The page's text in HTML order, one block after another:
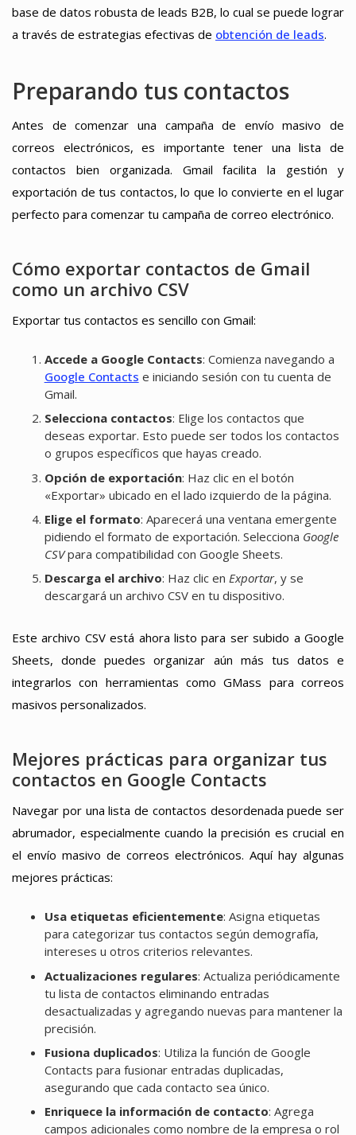
base de datos robusta de leads B2B, lo cual se puede lograr
a través de estrategias efectivas de obtención de leads.
Preparando tus contactos
Antes de comenzar una campaña de envío masivo de
correos electrónicos, es importante tener una lista de
contactos bien organizada. Gmail facilita la gestión y
exportación de tus contactos, lo que lo convierte en el lugar
perfecto para comenzar tu campaña de correo electrónico.
Cómo exportar contactos de Gmail
como un archivo CSV
Exportar tus contactos es sencillo con Gmail:
Accede a Google Contacts: Comienza navegando a
Google Contacts e iniciando sesión con tu cuenta de
Gmail.
Selecciona contactos: Elige los contactos que
deseas exportar. Esto puede ser todos los contactos
o grupos específicos que hayas creado.
Opción de exportación: Haz clic en el botón
«Exportar» ubicado en el lado izquierdo de la página.
Elige el formato: Aparecerá una ventana emergente
pidiendo el formato de exportación. Selecciona Google
CSVpara compatibilidad con Google Sheets.
Descarga el archivo: Haz clic en Exportar, y se
descargará un archivo CSV en tu dispositivo.
Este archivo CSV está ahora listo para ser subido a Google
Sheets, donde puedes organizar aún más tus datos e
integrarlos con herramientas como GMass para correos
masivos personalizados.
Mejores prácticas para organizar tus
contactos en Google Contacts
Navegar por una lista de contactos desordenada puede ser
abrumador, especialmente cuando la precisión es crucial en
el envío masivo de correos electrónicos. Aquí hay algunas
mejores prácticas:
Usa etiquetas eficientemente: Asigna etiquetas
para categorizar tus contactos según demografía,
intereses u otros criterios relevantes.
Actualizaciones regulares: Actualiza periódicamente
tu lista de contactos eliminando entradas
desactualizadas y agregando nuevas para mantener la
precisión.
Fusiona duplicados: Utiliza la función de Google
Contacts para fusionar entradas duplicadas,
asegurando que cada contacto sea único.
Enriquece la información de contacto: Agrega
campos adicionales como nombre de la empresa o rol